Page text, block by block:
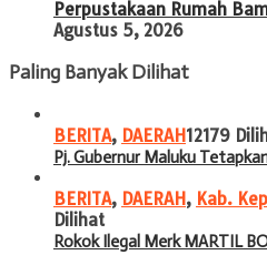
Perpustakaan Rumah
Agustus 5, 2026
Paling Banyak Dilihat
BERITA, DAERAH12179
Pj. Gubernur Maluku
BERITA, DAERAH, Kab.
Dilihat
Rokok Ilegal Merk MARTIL